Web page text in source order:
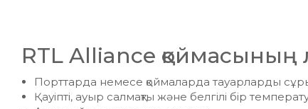
RTL Alliance қоймасының
Порттарда немесе қоймаларда тауарларды
Қауіпті, ауыр салмақты және белгілі бір